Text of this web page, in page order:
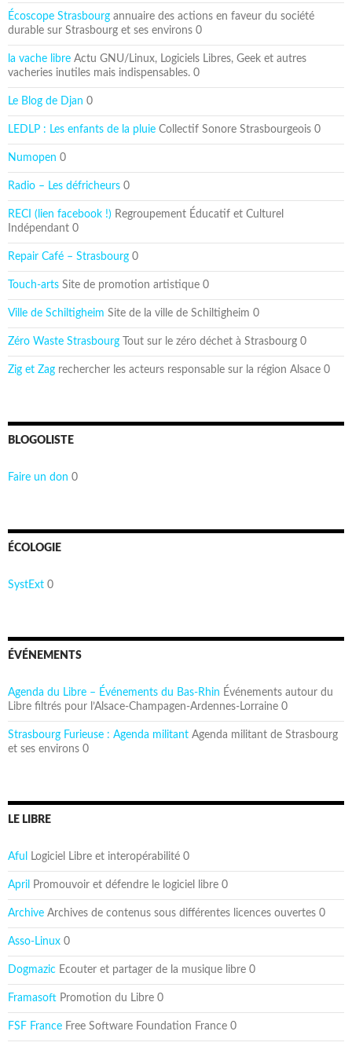
Écoscope Strasbourg annuaire des actions en faveur du société
durable sur Strasbourg et ses environs 0
la vache libre Actu GNU/Linux, Logiciels Libres, Geek et autres
vacheries inutiles mais indispensables. 0
Le Blog de Djan 0
LEDLP : Les enfants de la pluie Collectif Sonore Strasbourgeois 0
Numopen 0
Radio – Les défricheurs 0
RECI (lien facebook !) Regroupement Éducatif et Culturel
Indépendant 0
Repair Café – Strasbourg 0
Touch-arts Site de promotion artistique 0
Ville de Schiltigheim Site de la ville de Schiltigheim 0
Zéro Waste Strasbourg Tout sur le zéro déchet à Strasbourg 0
Zig et Zag rechercher les acteurs responsable sur la région Alsace 0
BLOGOLISTE
Faire un don 0
ÉCOLOGIE
SystExt 0
ÉVÉNEMENTS
Agenda du Libre – Événements du Bas-Rhin Événements autour du
Libre filtrés pour l’Alsace-Champagen-Ardennes-Lorraine 0
Strasbourg Furieuse : Agenda militant Agenda militant de Strasbourg
et ses environs 0
LE LIBRE
Aful Logiciel Libre et interopérabilité 0
April Promouvoir et défendre le logiciel libre 0
Archive Archives de contenus sous différentes licences ouvertes 0
Asso-Linux 0
Dogmazic Ecouter et partager de la musique libre 0
Framasoft Promotion du Libre 0
FSF France Free Software Foundation France 0